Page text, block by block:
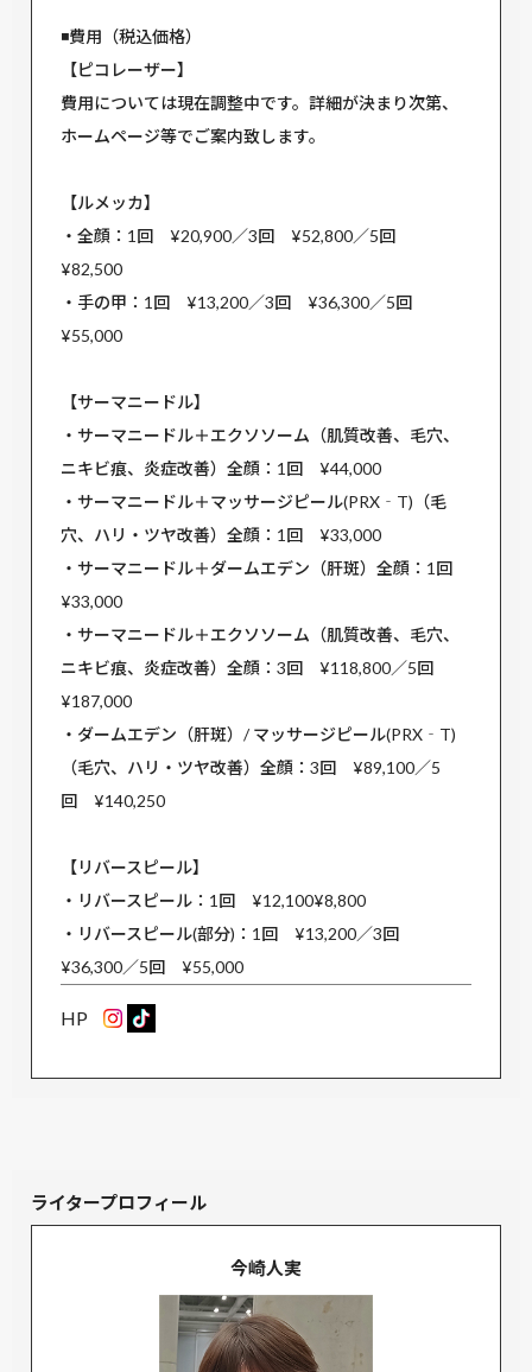
◾️費用（税込価格）
【ピコレーザー】
費用については現在調整中です。詳細が決まり次第、
ホームページ等でご案内致します。
【ルメッカ】
・全顔：1回 ¥20,900／3回 ¥52,800／5回
¥82,500
・手の甲：1回 ¥13,200／3回 ¥36,300／5回
¥55,000
【サーマニードル】
・サーマニードル＋エクソソーム（肌質改善、毛穴、
ニキビ痕、炎症改善）全顔：1回 ¥44,000
・サーマニードル＋マッサージピール(PRX‐T)（毛
穴、ハリ・ツヤ改善）全顔：1回 ¥33,000
・サーマニードル＋ダームエデン（肝斑）全顔：1回
¥33,000
・サーマニードル＋エクソソーム（肌質改善、毛穴、
ニキビ痕、炎症改善）全顔：3回 ¥118,800／5回
¥187,000
・ダームエデン（肝斑）/ マッサージピール(PRX‐T)
（毛穴、ハリ・ツヤ改善）全顔：3回 ¥89,100／5
回 ¥140,250
【リバースピール】
・リバースピール：1回 ¥12,100¥8,800
・リバースピール(部分)：1回 ¥13,200／3回
¥36,300／5回 ¥55,000
HP
ライタープロフィール
今崎人実